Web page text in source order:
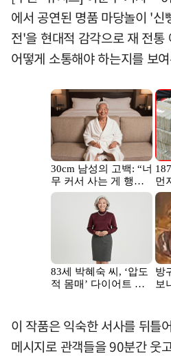
에서 공연된 명품 마당놀이 '
전'을 현대적 감각으로 재 전통
어떻게 소통해야 하는지를 보
이 작품은 익숙한 서사를 뒤틀
메시지로 관객들을 90분간 웃